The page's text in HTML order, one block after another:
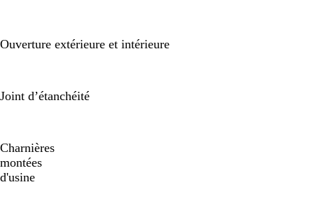
Ouverture extérieure et intérieure
Joint d’étanchéité
Charnières
montées
d'usine